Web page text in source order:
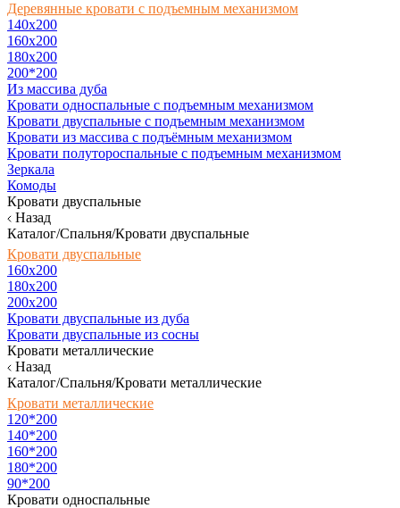
Деревянные кровати с подъемным механизмом
140x200
160х200
180х200
200*200
Из массива дуба
Кровати односпальные с подъемным механизмом
Кровати двуспальные с подъемным механизмом
Кровати из массива с подъёмным механизмом
Кровати полутороспальные с подъемным механизмом
Зеркала
Комоды
Кровати двуспальные
Назад
Каталог/Спальня/Кровати двуспальные
Кровати двуспальные
160х200
180x200
200x200
Кровати двуспальные из дуба
Кровати двуспальные из сосны
Кровати металлические
Назад
Каталог/Спальня/Кровати металлические
Кровати металлические
120*200
140*200
160*200
180*200
90*200
Кровати односпальные